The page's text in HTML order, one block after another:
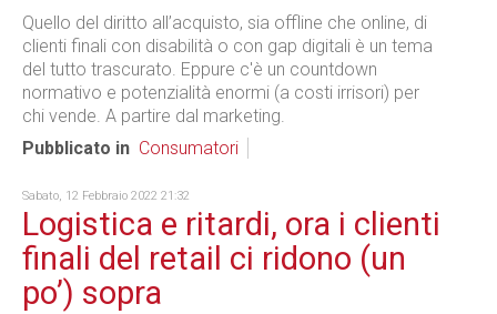
Quello del diritto all’acquisto, sia offline che online, di
clienti finali con disabilità o con gap digitali è un tema
del tutto trascurato. Eppure c'è un countdown
normativo e potenzialità enormi (a costi irrisori) per
chi vende. A partire dal marketing.
Pubblicato in Consumatori
Sabato, 12 Febbraio 2022 21:32
Logistica e ritardi, ora i clienti
finali del retail ci ridono (un
po’) sopra